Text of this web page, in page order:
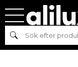
Sök
Hem